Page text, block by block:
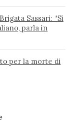
Sassari: “Si
parla in
per la morte di